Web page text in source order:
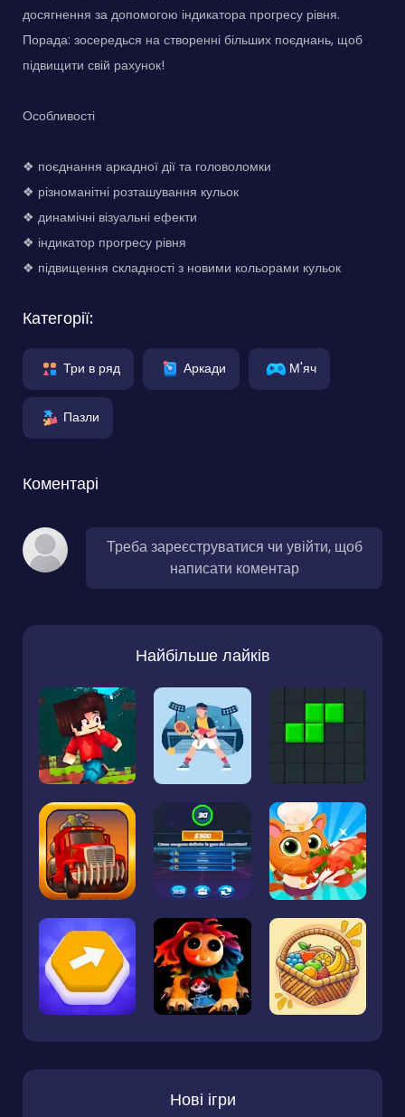
досягнення за допомогою індикатора прогресу рівня.
Порада: зосередься на створенні більших поєднань, щоб
підвищити свій рахунок!
Особливості
❖ поєднання аркадної дії та головоломки
❖ різноманітні розташування кульок
❖ динамічні візуальні ефекти
❖ індикатор прогресу рівня
❖ підвищення складності з новими кольорами кульок
Категорії:
Три в ряд Аркади М'яч
Пазли
Коментарі
Треба зареєструватися чи увійти, щоб
написати коментар
Найбільше лайків
Нові ігри